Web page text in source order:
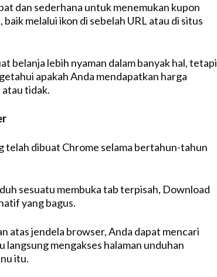
dan sederhana untuk menemukan kupon
melalui ikon di sebelah URL atau di situs
belanja lebih nyaman dalam banyak hal, tetapi
apakah Anda mendapatkan harga
tidak.
telah dibuat Chrome selama bertahun-tahun
sesuatu membuka tab terpisah, Download
yang bagus.
atas jendela browser, Anda dapat mencari
mengakses halaman unduhan
itu.